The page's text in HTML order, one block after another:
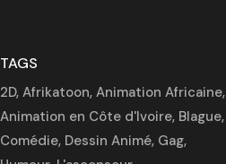
TAGS
2D,Afrikatoon,Animation Africaine,
Animation en Côte d'Ivoire, Blague,
Comédie, Dessin Animé, Gag,